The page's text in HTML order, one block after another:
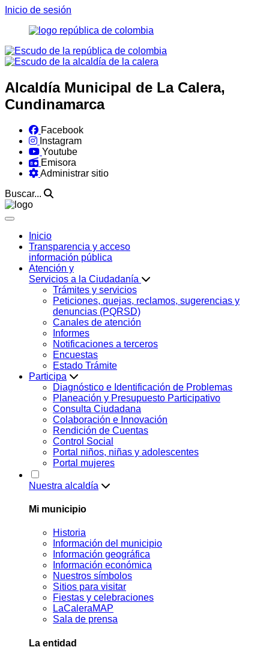
Inicio de sesión
Alcaldía Municipal de La Calera,
Cundinamarca
Facebook
Instagram
Youtube
Emisora
Administrar sitio
Buscar...
Inicio
Transparencia y acceso
información pública
Atención y
Servicios a la Ciudadanía
Trámites y servicios
Peticiones, quejas, reclamos, sugerencias y
denuncias (PQRSD)
Canales de atención
Informes
Notificaciones a terceros
Encuestas
Estado Trámite
Participa
Diagnóstico e Identificación de Problemas
Planeación y Presupuesto Participativo
Consulta Ciudadana
Colaboración e Innovación
Rendición de Cuentas
Control Social
Portal niños, niñas y adolescentes
Portal mujeres
Nuestra alcaldía
Mi municipio
Historia
Información del municipio
Información geográfica
Información económica
Nuestros símbolos
Sitios para visitar
Fiestas y celebraciones
LaCaleraMAP
Sala de prensa
La entidad